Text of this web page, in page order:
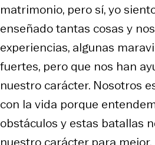
matrimonio, pero sí, yo
enseñado tantas cosas y
experiencias, algunas
fuertes, pero que nos han
nuestro carácter. Nosotros
con la vida porque
obstáculos y estas batallas